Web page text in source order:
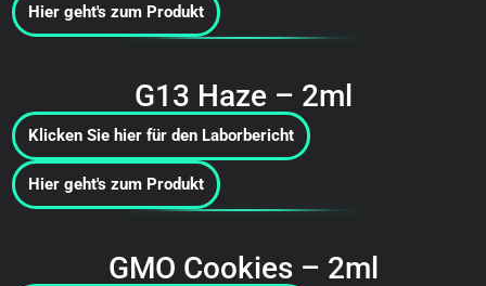
Hier geht's zum Produkt
G13 Haze – 2ml
Klicken Sie hier für den Laborbericht
Hier geht's zum Produkt
GMO Cookies – 2ml